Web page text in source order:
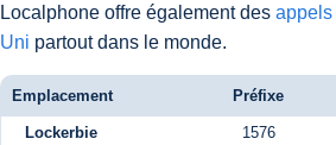
Localphone offre également des appels
Uni partout dans le monde.
Emplacement Préfixe
Lockerbie 1576